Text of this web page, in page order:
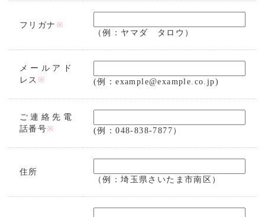
フリガナ ※
（例：ヤマダ タロウ）
メールアド
レス ※ (例：example@example.co.jp)
ご連絡先電
話番号※ (例：048-838-7877）
住所
（例：埼玉県さいたま市南区）